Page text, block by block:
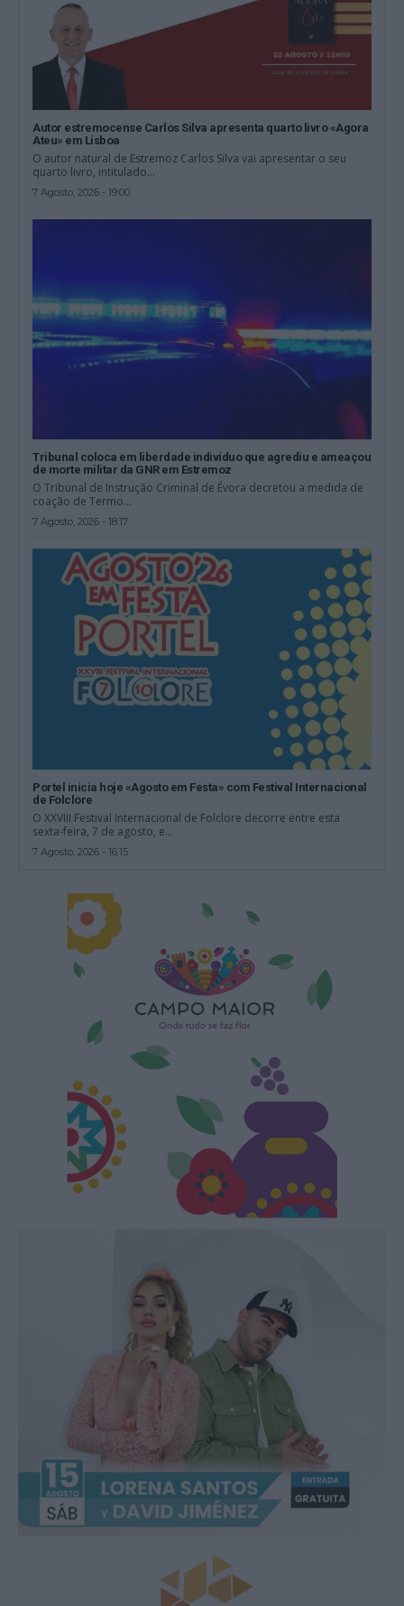
Autor estremocense Carlos Silva apresenta quarto livro «Agora
Ateu» em Lisboa
O autor natural de Estremoz Carlos Silva vai apresentar o seu
quarto livro, intitulado...
7 Agosto, 2026 - 19:00
Tribunal coloca em liberdade indivíduo que agrediu e ameaçou
de morte militar da GNR em Estremoz
O Tribunal de Instrução Criminal de Évora decretou a medida de
coação de Termo...
7 Agosto, 2026 - 18:17
Portel inicia hoje «Agosto em Festa» com Festival Internacional
de Folclore
O XXVIII Festival Internacional de Folclore decorre entre esta
sexta-feira, 7 de agosto, e...
7 Agosto, 2026 - 16:15